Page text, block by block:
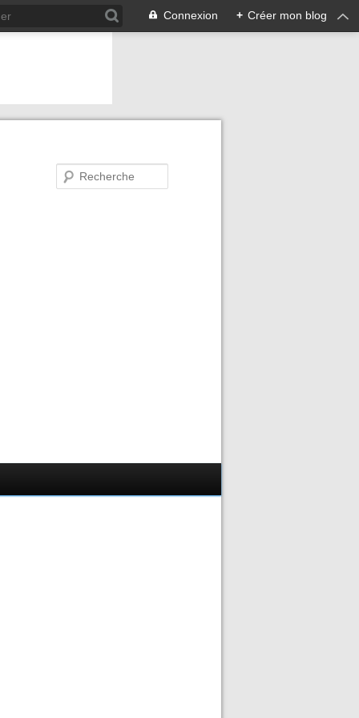
Connexion + Créer mon blog